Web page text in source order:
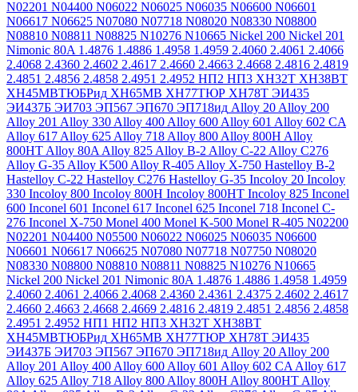
N02201 N04400 N06022 N06025 N06035 N06600 N06601
N06617 N06625 N07080 N07718 N08020 N08330 N08800
N08810 N08811 N08825 N10276 N10665 Nickel 200 Nickel 201
Nimonic 80A 1.4876 1.4886 1.4958 1.4959 2.4060 2.4061 2.4066
2.4068 2.4360 2.4602 2.4617 2.4660 2.4663 2.4668 2.4816 2.4819
2.4851 2.4856 2.4858 2.4951 2.4952 НП2 НП3 ХН32Т ХН38ВТ
ХН45МВТЮБРид ХН65МВ ХН77ТЮР ХН78Т ЭИ435
ЭИ437Б ЭИ703 ЭП567 ЭП670 ЭП718ид Alloy 20 Alloy 200
Alloy 201 Alloy 330 Alloy 400 Alloy 600 Alloy 601 Alloy 602 CA
Alloy 617 Alloy 625 Alloy 718 Alloy 800 Alloy 800H Alloy
800HT Alloy 80A Alloy 825 Alloy B-2 Alloy C-22 Alloy C276
Alloy G-35 Alloy K500 Alloy R-405 Alloy X-750 Hastelloy B-2
Hastelloy C-22 Hastelloy C276 Hastelloy G-35 Incoloy 20 Incoloy
330 Incoloy 800 Incoloy 800H Incoloy 800HT Incoloy 825 Inconel
600 Inconel 601 Inconel 617 Inconel 625 Inconel 718 Inconel C-
276 Inconel X-750 Monel 400 Monel K-500 Monel R-405 N02200
N02201 N04400 N05500 N06022 N06025 N06035 N06600
N06601 N06617 N06625 N07080 N07718 N07750 N08020
N08330 N08800 N08810 N08811 N08825 N10276 N10665
Nickel 200 Nickel 201 Nimonic 80A 1.4876 1.4886 1.4958 1.4959
2.4060 2.4061 2.4066 2.4068 2.4360 2.4361 2.4375 2.4602 2.4617
2.4660 2.4663 2.4668 2.4669 2.4816 2.4819 2.4851 2.4856 2.4858
2.4951 2.4952 НП1 НП2 НП3 ХН32Т ХН38ВТ
ХН45МВТЮБРид ХН65МВ ХН77ТЮР ХН78Т ЭИ435
ЭИ437Б ЭИ703 ЭП567 ЭП670 ЭП718ид Alloy 20 Alloy 200
Alloy 201 Alloy 400 Alloy 600 Alloy 601 Alloy 602 CA Alloy 617
Alloy 625 Alloy 718 Alloy 800 Alloy 800H Alloy 800HT Alloy